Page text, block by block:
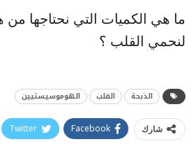
ما هي الكميات التي نحتاجها من
لنحمي القلب ؟
الذبحة القلب الهوموسيستيين
شارك Facebook
Twitter